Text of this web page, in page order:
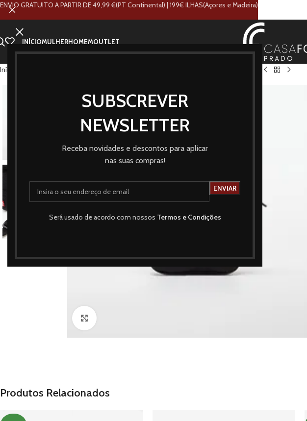
SUBSCREVER
NEWSLETTER
Receba novidades e descontos para aplicar
nas suas compras!
Será usado de acordo com nossos Termos e Condições
INÍCIOMULHERHOMEMOUTLET
Início
Produtos Relacionados
ENVIO GRATUITO A PARTIR DE 49,99 €(PT Continental) | 199€ ILHAS(Açores e Madeira)